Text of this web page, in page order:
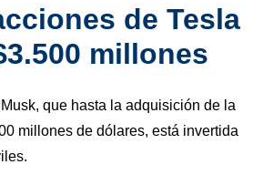
de Tesla
millones
que hasta la adquisición de la
millones de dólares, está invertida